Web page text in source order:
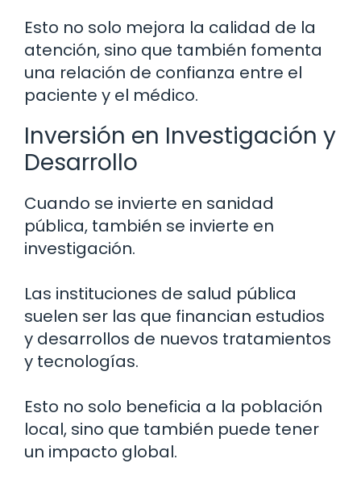
Esto no solo mejora la calidad de la
atención, sino que también fomenta
una relación de confianza entre el
paciente y el médico.
Inversión en Investigación y
Desarrollo
Cuando se invierte en sanidad
pública, también se invierte en
investigación.
Las instituciones de salud pública
suelen ser las que financian estudios
y desarrollos de nuevos tratamientos
y tecnologías.
Esto no solo beneficia a la población
local, sino que también puede tener
un impacto global.